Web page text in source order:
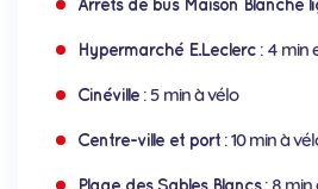
Arrêts de bus Maison Blanche
Hypermarché E.Leclerc : 4 min
Cinéville : 5 min à vélo
Centre-ville et port : 10 min à